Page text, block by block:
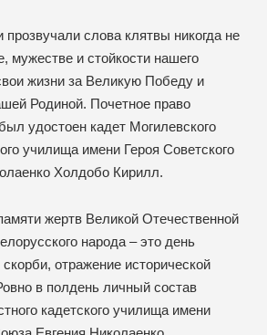
слова клятвы никогда не
мужестве и стойкости нашего
жизни за Великую Победу и
Родиной. Почетное право
удостоен кадет Могилевского
училища имени Героя Советского
Холдобо Кирилл.
жертв Великой Отечественной
народа – это день
отражение исторической
в полдень личный состав
кадетского училища имени